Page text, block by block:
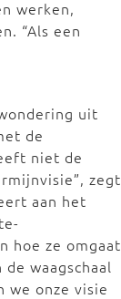
werken,
“Als een
uit
de
niet de
zegt
aan het
hoe ze omgaat
waagschaal
we onze visie